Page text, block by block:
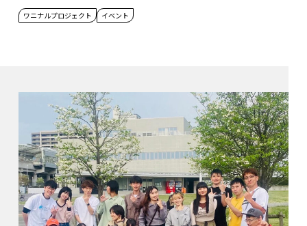
ワニナルプロジェクト イベント